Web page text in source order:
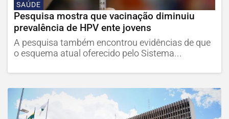
SAÚDE
Pesquisa mostra que vacinação diminuiu
prevalência de HPV ente jovens
A pesquisa também encontrou evidências de que
o esquema atual oferecido pelo Sistema...